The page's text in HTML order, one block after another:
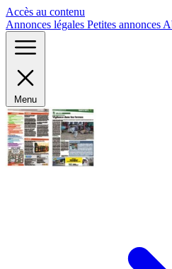
Accès au contenu
Annonces légales Petites annonces
Menu
Panneau de gestion des cookies